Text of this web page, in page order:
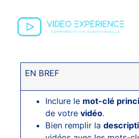
EN BREF
Inclure le mot-clé
de votrevidéo.
Bien remplir la